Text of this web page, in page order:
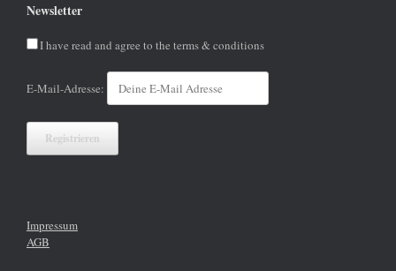
Newsletter
I have read and agree to the terms & conditions
E-Mail-Adresse:
Impressum
AGB